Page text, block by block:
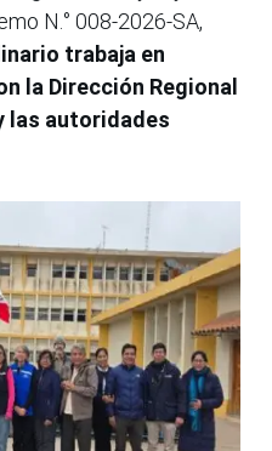
N.° 008-2026-SA,
trabaja en
la Dirección Regional
las autoridades